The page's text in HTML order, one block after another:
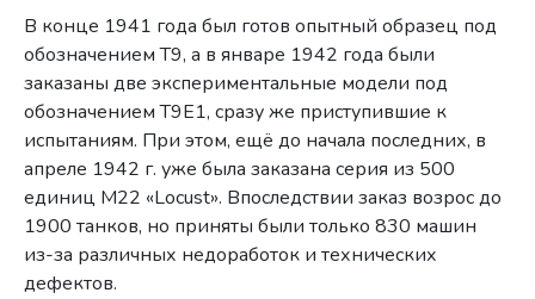
В конце 1941 года был готов опытный образец под
обозначением T9, а в январе 1942 года были
заказаны две экспериментальные модели под
обозначением T9E1, сразу же приступившие к
испытаниям. При этом, ещё до начала последних, в
апреле 1942 г. уже была заказана серия из 500
единиц M22 «Locust». Впоследствии заказ возрос до
1900 танков, но приняты были только 830 машин
из-за различных недоработок и технических
дефектов.